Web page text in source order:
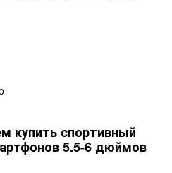
купить спортивный
5.5-6 дюймов